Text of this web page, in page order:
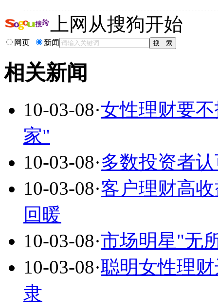
上网从搜狗开始
网页 新闻
相关新闻
10-03-08·女性理财要
家"
10-03-08·多数投资者
10-03-08·客户理财高
回暖
10-03-08·市场明星"无
10-03-08·聪明女性理
隶